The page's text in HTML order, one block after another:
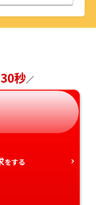
30秒／
をする